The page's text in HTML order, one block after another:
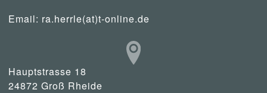
Email: ra.herrle(at)t-online.de
Hauptstrasse 18
24872 Groß Rheide